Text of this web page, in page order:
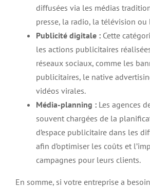
diffusées via les médias
presse, la radio, la télévision ou
Publicité digitale : Cette
les actions publicitaires
réseaux sociaux, comme les
publicitaires, le native
vidéos virales.
Média-planning : Les agences
souvent chargées de la
d’espace publicitaire dans les
afin d’optimiser les coûts et
campagnes pour leurs clients.
En somme, si votre entreprise a